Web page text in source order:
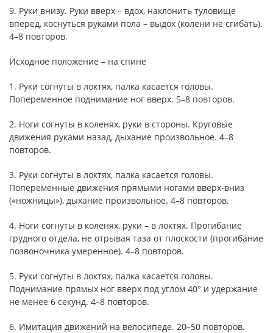
9. Руки внизу. Руки вверх – вдох, наклонить туловище
вперед, коснуться руками пола – выдох (колени не сгибать).
4–8 повторов.
Исходное положение – на спине
1. Руки согнуты в локтях, палка касается головы.
Попеременное поднимание ног вверх. 5–8 повторов.
2. Ноги согнуты в коленях, руки в стороны. Круговые
движения руками назад, дыхание произвольное. 4–8
повторов.
3. Руки согнуты в локтях, палка касается головы.
Попеременные движения прямыми ногами вверх-вниз
(«ножницы»), дыхание произвольное. 4–8 повторов.
4. Ноги согнуты в коленях, руки – в локтях. Прогибание
грудного отдела, не отрывая таза от плоскости (прогибание
позвоночника умеренное). 4–8 повторов.
5. Руки согнуты в локтях, палка касается головы.
Поднимание прямых ног вверх под углом 40° и удержание
не менее 6 секунд. 4–8 повторов.
6. Имитация движений на велосипеде. 20–50 повторов.